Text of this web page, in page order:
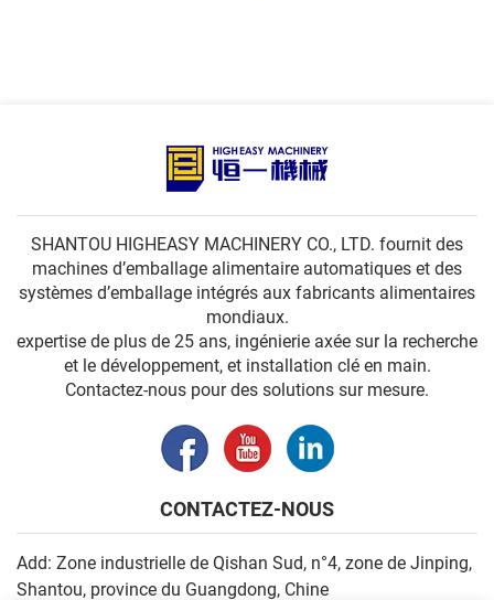
SHANTOU HIGHEASY MACHINERY CO., LTD. fournit des
machines d’emballage alimentaire automatiques et des
systèmes d’emballage intégrés aux fabricants alimentaires
mondiaux.
expertise de plus de 25 ans, ingénierie axée sur la recherche
et le développement, et installation clé en main.
Contactez-nous pour des solutions sur mesure.
CONTACTEZ-NOUS
Add: Zone industrielle de Qishan Sud, n°4, zone de Jinping,
Shantou, province du Guangdong, Chine